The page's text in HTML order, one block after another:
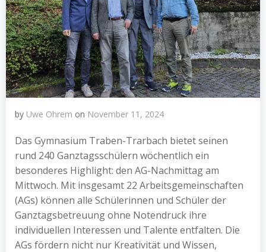
by Uwe Ohrem on November 11, 2024
Das Gymnasium Traben-Trarbach bietet seinen
rund 240 Ganztagsschülern wöchentlich ein
besonderes Highlight: den AG-Nachmittag am
Mittwoch. Mit insgesamt 22 Arbeitsgemeinschaften
(AGs) können alle Schülerinnen und Schüler der
Ganztagsbetreuung ohne Notendruck ihre
individuellen Interessen und Talente entfalten. Die
AGs fördern nicht nur Kreativität und Wissen,